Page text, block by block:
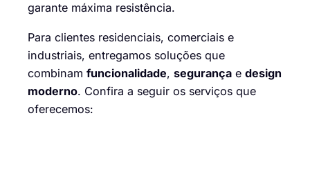
garante máxima resistência.
Para clientes residenciais, comerciais e
industriais, entregamos soluções que
combinam funcionalidade, segurança e design
moderno. Confira a seguir os serviços que
oferecemos: